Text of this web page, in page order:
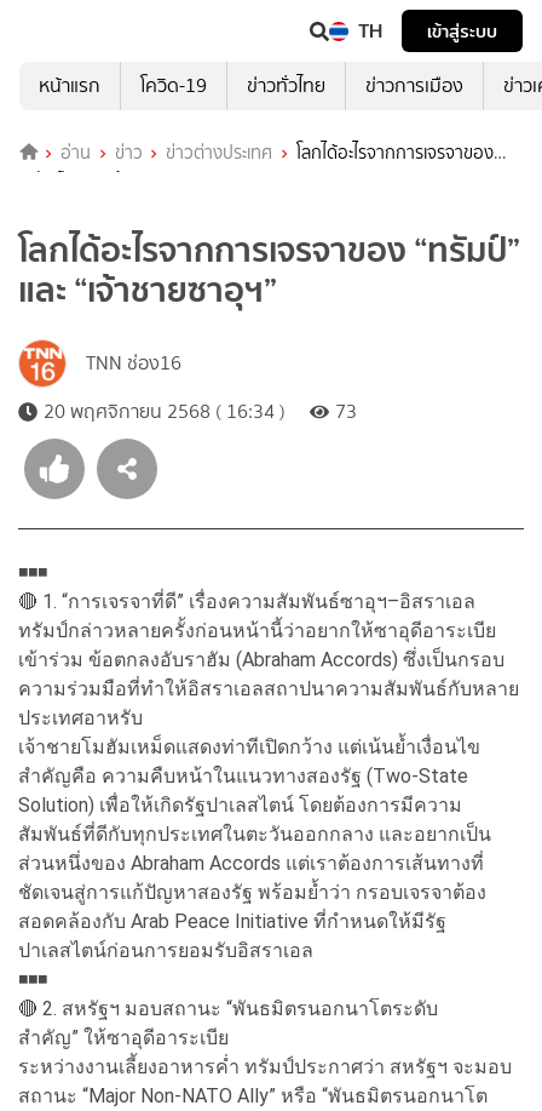
TH
เข้าสู่ระบบ
หน้าแรก
โควิด-19 ข่าวทั่วไทย ข่าวการเมือง ข่าว
อ่าน ข่าว ข่าวต่างประเทศ
โลกได้อะไรจากการเจรจาของ
“ทรัมป์” และ “เจ้าชายซาอุฯ”
โลกได้อะไรจากการเจรจาของ “ทรัมป์”
และ “เจ้าชายซาอุฯ”
TNN ช่อง16
20 พฤศจิกายน 2568 ( 16:34 )
73
◾️◾️◾️
🔴 1. “การเจรจาที่ดี” เรื่องความสัมพันธ์ซาอุฯ–อิสราเอล
ทรัมป์กล่าวหลายครั้งก่อนหน้านี้ว่าอยากให้ซาอุดีอาระเบีย
เข้าร่วม ข้อตกลงอับราฮัม (Abraham Accords) ซึ่งเป็นกรอบ
ความร่วมมือที่ทำให้อิสราเอลสถาปนาความสัมพันธ์กับหลาย
ประเทศอาหรับ
เจ้าชายโมฮัมเหม็ดแสดงท่าทีเปิดกว้าง แต่เน้นย้ำเงื่อนไข
สำคัญคือ ความคืบหน้าในแนวทางสองรัฐ (Two-State
Solution) เพื่อให้เกิดรัฐปาเลสไตน์ โดยต้องการมีความ
สัมพันธ์ที่ดีกับทุกประเทศในตะวันออกกลาง และอยากเป็น
ส่วนหนึ่งของ Abraham Accords แต่เราต้องการเส้นทางที่
ชัดเจนสู่การแก้ปัญหาสองรัฐ พร้อมย้ำว่า กรอบเจรจาต้อง
สอดคล้องกับ Arab Peace Initiative ที่กำหนดให้มีรัฐ
ปาเลสไตน์ก่อนการยอมรับอิสราเอล
◾️◾️◾️
🔴 2. สหรัฐฯ มอบสถานะ “พันธมิตรนอกนาโตระดับ
สำคัญ” ให้ซาอุดีอาระเบีย
ระหว่างงานเลี้ยงอาหารค่ำ ทรัมป์ประกาศว่า สหรัฐฯ จะมอบ
สถานะ “Major Non-NATO Ally” หรือ “พันธมิตรนอกนาโต